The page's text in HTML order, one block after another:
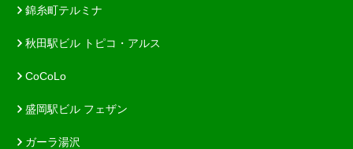
錦糸町テルミナ
秋田駅ビル トピコ・アルス
CoCoLo
盛岡駅ビル フェザン
ガーラ湯沢